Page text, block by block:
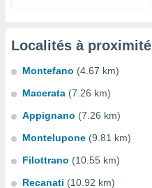
Localités à proximité
Montefano (4.67 km)
Macerata (7.26 km)
Appignano (7.26 km)
Montelupone (9.81 km)
Filottrano (10.55 km)
Recanati (10.92 km)